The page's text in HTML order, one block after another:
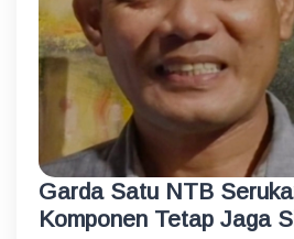
Garda Satu NTB
Komponen Tetap Jaga